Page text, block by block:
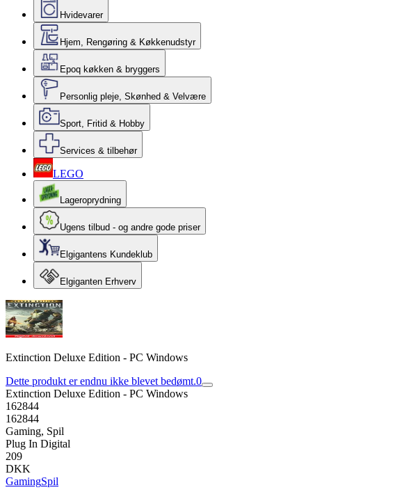
Hvidevarer
Hjem, Rengøring & Køkkenudstyr
Epoq køkken & bryggers
Personlig pleje, Skønhed & Velvære
Sport, Fritid & Hobby
Services & tilbehør
LEGO
Lageroprydning
Ugens tilbud - og andre gode priser
Elgigantens Kundeklub
Elgiganten Erhverv
Extinction Deluxe Edition - PC Windows
Dette produkt er endnu ikke blevet bedømt.0
Extinction Deluxe Edition - PC Windows
162844
162844
Gaming, Spil
Plug In Digital
209
DKK
GamingSpil